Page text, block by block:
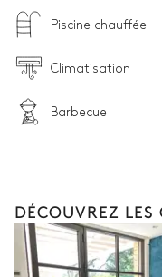
Piscine chauffée
Climatisation
Barbecue
DÉCOUVREZ LES